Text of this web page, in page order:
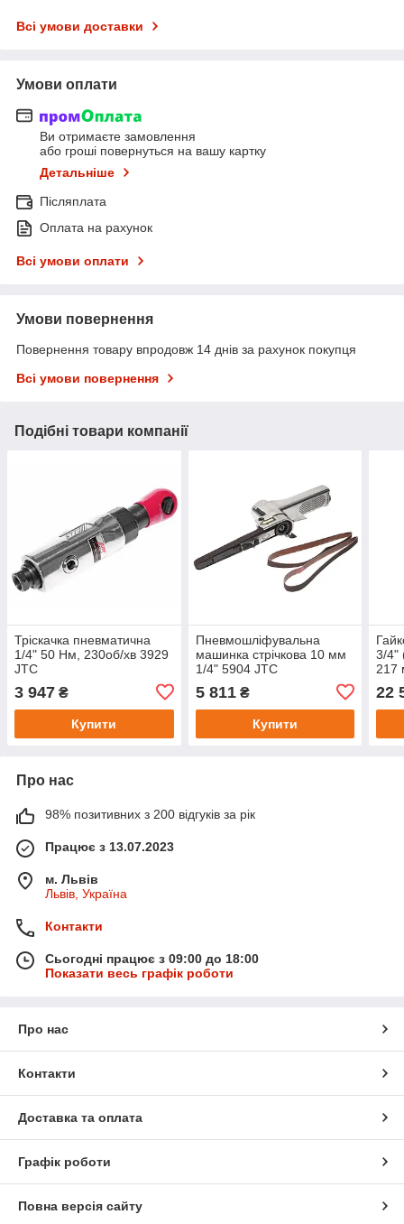
Всі умови доставки
Умови оплати
Ви отримаєте замовлення
або гроші повернуться на вашу картку
Детальніше
Післяплата
Оплата на рахунок
Всі умови оплати
Умови повернення
Повернення товару впродовж 14 днів за рахунок покупця
Всі умови повернення
Подібні товари компанії
Тріскачка пневматична
1/4" 50 Нм, 230об/хв 3929
JTC
3 947 ₴
Купити
Пневмошліфувальна
машинка стрічкова 10 мм
1/4" 5904 JTC
5 811₴
Купити
3/4"
217
22
Про нас
98% позитивних з 200 відгуків за рік
Працює з 13.07.2023
м. Львів
Львів, Україна
Контакти
Сьогодні працює з 09:00 до 18:00
Показати весь графік роботи
Про нас
Контакти
Доставка та оплата
Графік роботи
Повна версія сайту